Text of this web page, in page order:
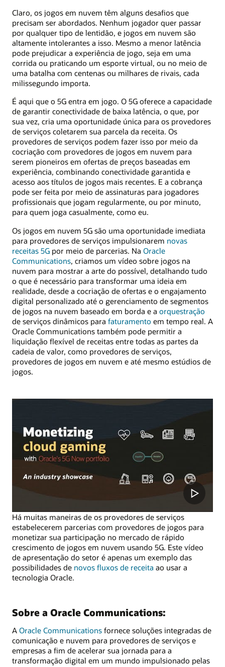
Claro, os jogos em nuvem têm alguns desafios que
precisam ser abordados. Nenhum jogador quer passar
por qualquer tipo de lentidão, e jogos em nuvem são
altamente intolerantes a isso. Mesmo a menor latência
pode prejudicar a experiência de jogo, seja em uma
corrida ou praticando um esporte virtual, ou no meio de
uma batalha com centenas ou milhares de rivais, cada
milissegundo importa.
É aqui que o 5G entra em jogo. O 5G oferece a capacidade
de garantir conectividade de baixa latência, o que, por
sua vez, cria uma oportunidade única para os provedores
de serviços coletarem sua parcela da receita. Os
provedores de serviços podem fazer isso por meio da
cocriação com provedores de jogos em nuvem para
serem pioneiros em ofertas de preços baseadas em
experiência, combinando conectividade garantida e
acesso aos títulos de jogos mais recentes. E a cobrança
pode ser feita por meio de assinaturas para jogadores
profissionais que jogam regularmente, ou por minuto,
para quem joga casualmente, como eu.
Os jogos em nuvem 5G são uma oportunidade imediata
para provedores de serviços impulsionarem novas
receitas 5G por meio de parcerias. Na Oracle
Communications, criamos um vídeo sobre jogos na
nuvem para mostrar a arte do possível, detalhando tudo
o que é necessário para transformar uma ideia em
realidade, desde a cocriação de ofertas e o engajamento
digital personalizado até o gerenciamento de segmentos
de jogos na nuvem baseado em borda e a orquestração
de serviços dinâmicos para faturamento em tempo real. A
Oracle Communications também pode permitir a
liquidação flexível de receitas entre todas as partes da
cadeia de valor, como provedores de serviços,
provedores de jogos em nuvem e até mesmo estúdios de
jogos.
Há muitas maneiras de os provedores de serviços
estabelecerem parcerias com provedores de jogos para
monetizar sua participação no mercado de rápido
crescimento de jogos em nuvem usando 5G. Este vídeo
de apresentação do setor é apenas um exemplo das
possibilidades de novos fluxos de receita ao usar a
tecnologia Oracle.
Sobre a Oracle Communications:
A Oracle Communications fornece soluções integradas de
comunicação e nuvem para provedores de serviços e
empresas a fim de acelerar sua jornada para a
transformação digital em um mundo impulsionado pelas